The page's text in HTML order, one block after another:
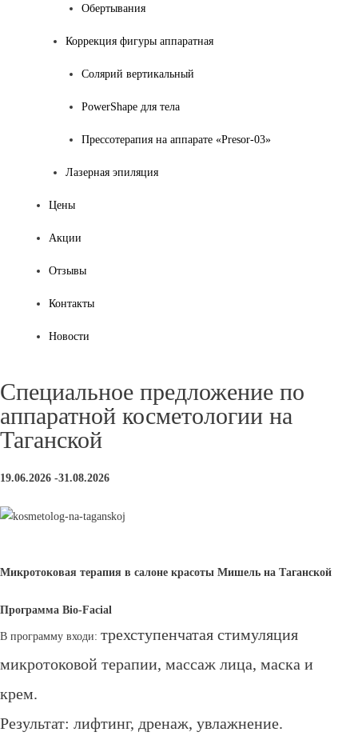
Обертывания
Коррекция фигуры аппаратная
Солярий вертикальный
PowerShape для тела
Прессотерапия на аппарате «Presor-03»
Лазерная эпиляция
Цены
Акции
Отзывы
Контакты
Новости
Специальное предложение по
аппаратной косметологии на
Таганской
19.06.2026 -31.08.2026
Микротоковая терапия в салоне красоты Мишель на Таганской
Программа Bio-Facial
В программу входи: трехступенчатая стимуляция
микротоковой терапии, массаж лица, маска и
крем.
Результат: лифтинг, дренаж, увлажнение.